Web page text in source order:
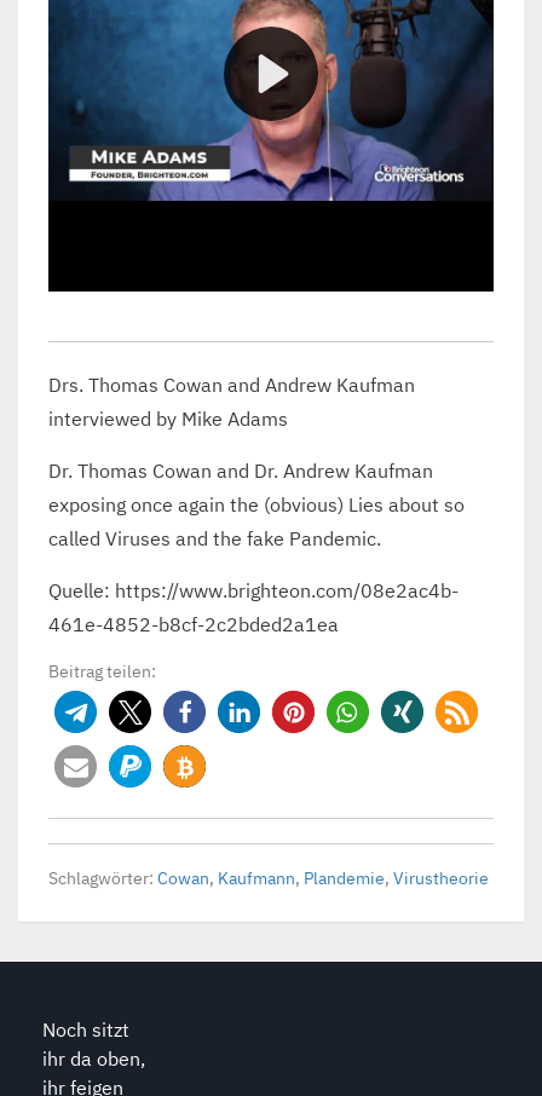
Drs. Thomas Cowan and Andrew Kaufman
interviewed by Mike Adams
Dr. Thomas Cowan and Dr. Andrew Kaufman
exposing once again the (obvious) Lies about so
called Viruses and the fake Pandemic.
Quelle: https://www.brighteon.com/08e2ac4b-
461e-4852-b8cf-2c2bded2a1ea
Beitrag teilen:
Schlagwörter: Cowan, Kaufmann, Plandemie, Virustheorie
Noch sitzt
ihr da oben,
ihr feigen